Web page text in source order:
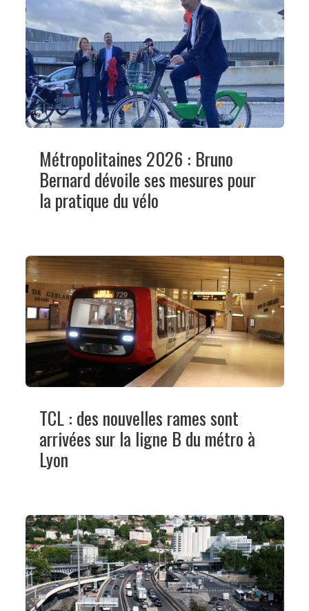
Métropolitaines 2026 : Bruno
Bernard dévoile ses mesures pour
la pratique du vélo
TCL : des nouvelles rames sont
arrivées sur la ligne B du métro à
Lyon